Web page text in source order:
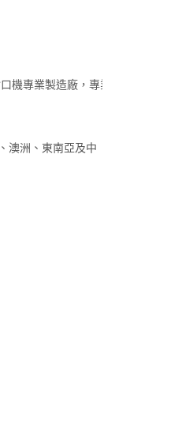
機專業製造廠，專業
澳洲、東南亞及中